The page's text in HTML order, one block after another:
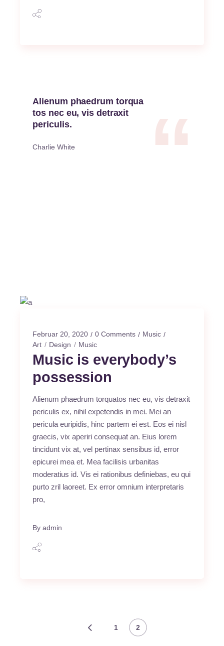
Alienum phaedrum torqua
tos nec eu, vis detraxit
periculis.
Charlie White
Februar 20, 2020 0 Comments
Music
Art
Design Music
Music is everybody’s
possession
Alienum phaedrum torquatos nec eu, vis detraxit
periculis ex, nihil expetendis in mei. Mei an
pericula euripidis, hinc partem ei est. Eos ei nisl
graecis, vix aperiri consequat an. Eius lorem
tincidunt vix at, vel pertinax sensibus id, error
epicurei mea et. Mea facilisis urbanitas
moderatius id. Vis ei rationibus definiebas, eu qui
purto zril laoreet. Ex error omnium interpretaris
pro,
By admin
Seitennummerierung
1 2